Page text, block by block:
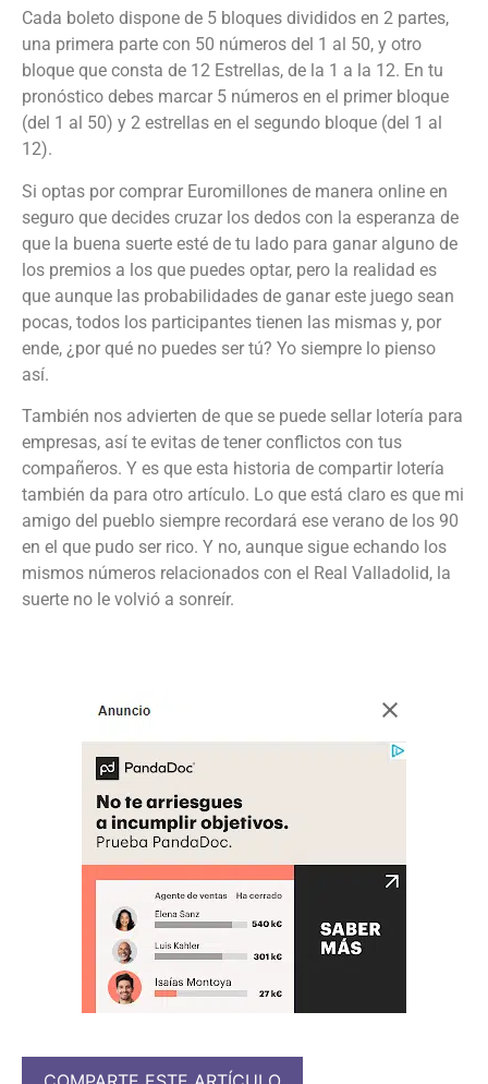
Cada boleto dispone de 5 bloques divididos en 2 partes,
una primera parte con 50 números del 1 al 50, y otro
bloque que consta de 12 Estrellas, de la 1 a la 12. En tu
pronóstico debes marcar 5 números en el primer bloque
(del 1 al 50) y 2 estrellas en el segundo bloque (del 1 al
12).
Si optas por comprar Euromillones de manera online en
seguro que decides cruzar los dedos con la esperanza de
que la buena suerte esté de tu lado para ganar alguno de
los premios a los que puedes optar, pero la realidad es
que aunque las probabilidades de ganar este juego sean
pocas, todos los participantes tienen las mismas y, por
ende, ¿por qué no puedes ser tú? Yo siempre lo pienso
así.
También nos advierten de que se puede sellar lotería para
empresas, así te evitas de tener conflictos con tus
compañeros. Y es que esta historia de compartir lotería
también da para otro artículo. Lo que está claro es que mi
amigo del pueblo siempre recordará ese verano de los 90
en el que pudo ser rico. Y no, aunque sigue echando los
mismos números relacionados con el Real Valladolid, la
suerte no le volvió a sonreír.